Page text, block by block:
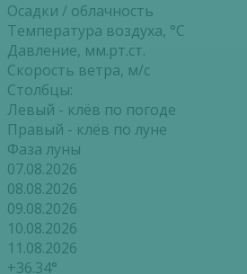
Осадки / облачность
Температура воздуха, °С
Давление, мм.рт.ст.
Скорость ветра, м/с
Столбцы:
Левый - клёв по погоде
Правый - клёв по луне
Фаза луны
07.08.2026
08.08.2026
09.08.2026
10.08.2026
11.08.2026
+36.34°